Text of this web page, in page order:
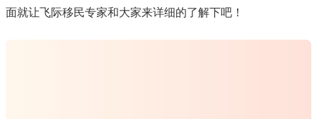
面就让飞际移民专家和大家来详细的了解下吧！